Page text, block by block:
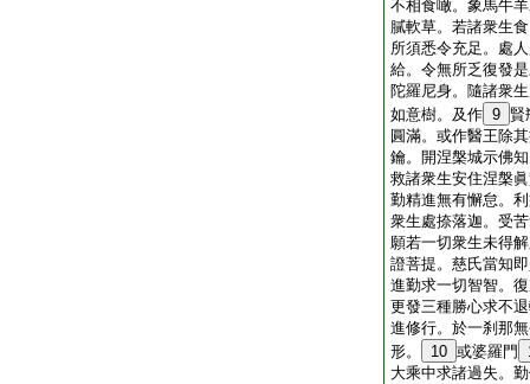
不相食噉。象馬牛
膩軟草。若諸衆生
所須悉令充足。處
給。令無所乏復發
陀羅尼身。隨諸衆
如意樹。及作 9 賢
圓滿。或作醫王除
鑰。開涅槃城示佛
救諸衆生安住涅槃
勤精進無有懈怠。
衆生處捺落迦。受
願若一切衆生未得
證菩提。慈氏當知
進勤求一切智智。
更發三種勝心求不
進修行。於一刹那
形。
10 或婆羅門
大乘中求諸過失。